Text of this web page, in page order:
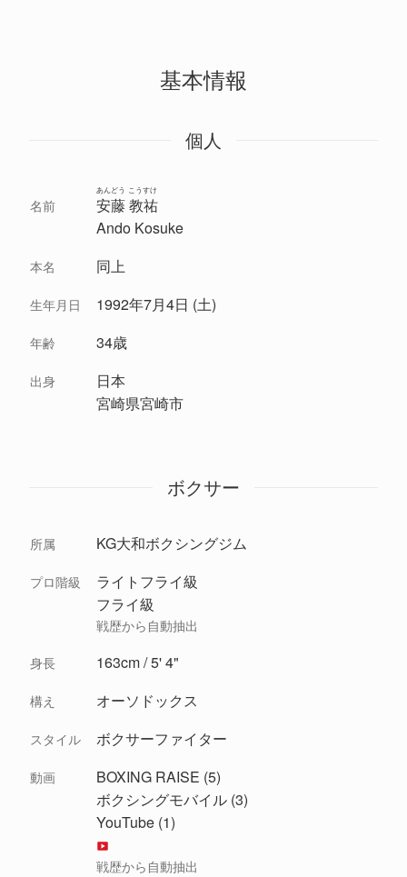
基本情報
個人
名前 安藤 教祐
あんどう こうすけ
Ando Kosuke
本名 同上
生年月日 1992年7月4日 (土)
年齢 34歳
出身
日本
宮崎県宮崎市
ボクサー
所属 KG大和ボクシングジム
プロ階級
ライトフライ級
フライ級
戦歴から自動抽出
身長 163cm / 5' 4"
構え オーソドックス
スタイル ボクサーファイター
動画
BOXING RAISE (5)
ボクシングモバイル (3)
YouTube (1)
戦歴から自動抽出